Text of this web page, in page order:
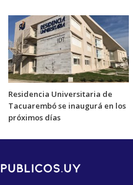
Residencia Universitaria de
Tacuarembó se inaugurá en los
próximos días